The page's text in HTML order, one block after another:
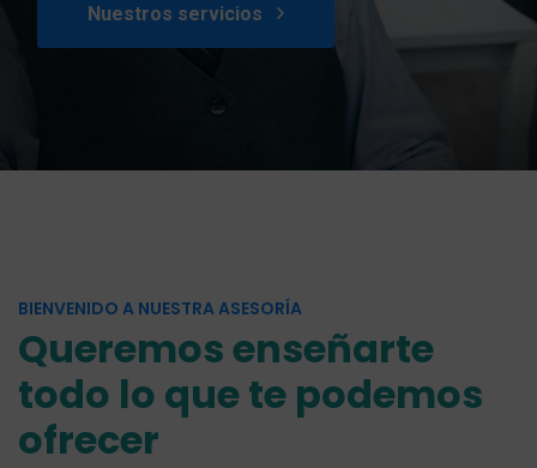
Nuestros servicios
BIENVENIDO A NUESTRA ASESORÍA
Queremos enseñarte
todo lo que te podemos
ofrecer